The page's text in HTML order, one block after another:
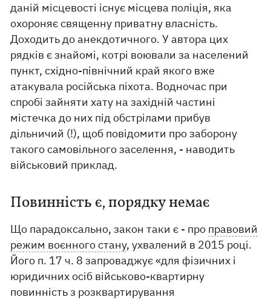
даній місцевості існує місцева поліція, яка
охороняє священну приватну власність.
Доходить до анекдотичного. У автора цих
рядків є знайомі, котрі воювали за населений
пункт, східно-північний край якого вже
атакувала російська піхота. Водночас при
спробі зайняти хату на західній частині
містечка до них під обстрілами прибув
дільничий (!), щоб повідомити про заборону
такого самовільного заселення, - наводить
військовий приклад.
Повинність є, порядку немає
Що парадоксально, закон таки є - про правовий
режим воєнного стану, ухвалений в 2015 році.
Його п. 17 ч. 8 запроваджує «для фізичних і
юридичних осіб військово-квартирну
повинність з розквартирування